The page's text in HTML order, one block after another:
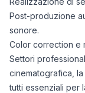
Post-produzione
sonore.
Color correction e
Settori
cinematografica,
tutti essenziali per